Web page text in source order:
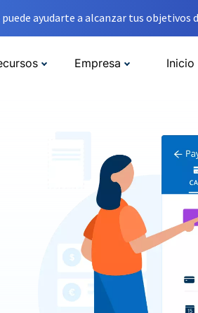
ayudarte a alcanzar tus objetivos
Empresa Inicio